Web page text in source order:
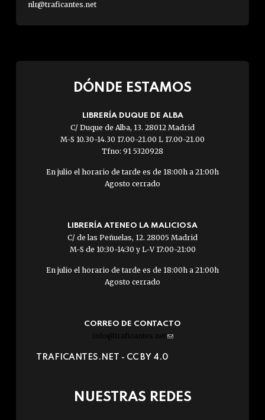
nlr@traficantes.net
DÓNDE ESTAMOS
LIBRERÍA DUQUE DE ALBA
C/ Duque de Alba, 13. 28012 Madrid
M-S 10.30-14.30 17.00-21.00 L 17.00-21.00
Tfno: 91 5320928
En julio el horario de tarde es de 18:00h a 21:00h
Agosto cerrado
LIBRERÍA ATENEO LA MALICIOSA
C/ de las Peñuelas, 12. 28005 Madrid
M-S de 10:30-14:30 y L-V 17:00-21:00
En julio el horario de tarde es de 18:00h a 21:00h
Agosto cerrado
CORREO DE CONTACTO
info@traficantes.net (link
e-
TRAFICANTES.NET - CC BY 4.0
NUESTRAS REDES